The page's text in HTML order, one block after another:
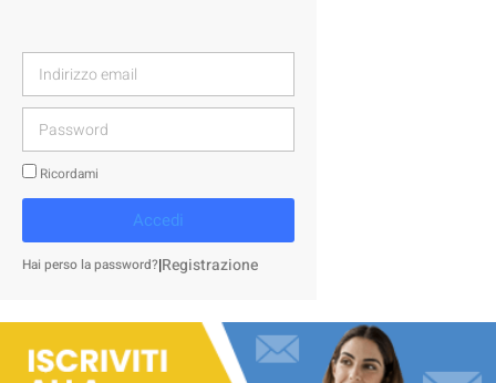
Ricordami
Accedi
Hai perso la password?|Registrazione